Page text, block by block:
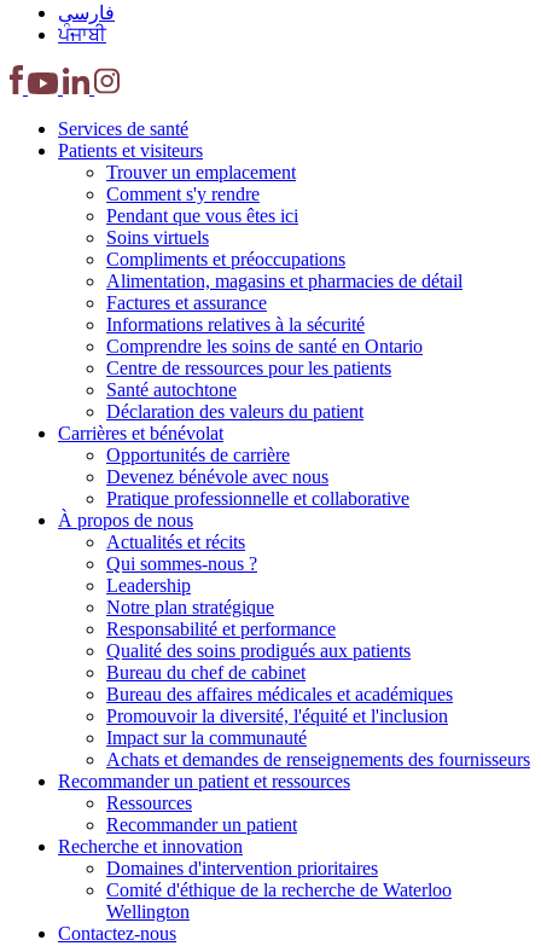
فارسی
ਪੰਜਾਬੀ
Services de santé
Patients etvisiteurs
Trouver un emplacement
Comment s'y rendre
Pendant que vous êtes ici
Soins virtuels
Compliments et préoccupations
Alimentation, magasins et pharmacies de détail
Factures et assurance
Informations relatives à la sécurité
Comprendre les soins de santé en Ontario
Centre de ressources pour les patients
Santé autochtone
Déclaration des valeurs du patient
Carrières etbénévolat
Opportunités de carrière
Devenez bénévole avec nous
Pratique professionnelle et collaborative
À propos de nous
Actualités et récits
Qui sommes-nous ?
Leadership
Notre plan stratégique
Responsabilité et performance
Qualité des soins prodigués aux patients
Bureau du chef de cabinet
Bureau des affaires médicales et académiques
Promouvoir la diversité, l'équité et l'inclusion
Impact sur la communauté
Achats et demandes de renseignements des fournisseurs
Recommander un patient etressources
Ressources
Recommander un patient
Recherche etinnovation
Domaines d'intervention prioritaires
Comité d'éthique de la recherche de Waterloo
Wellington
Contactez-nous